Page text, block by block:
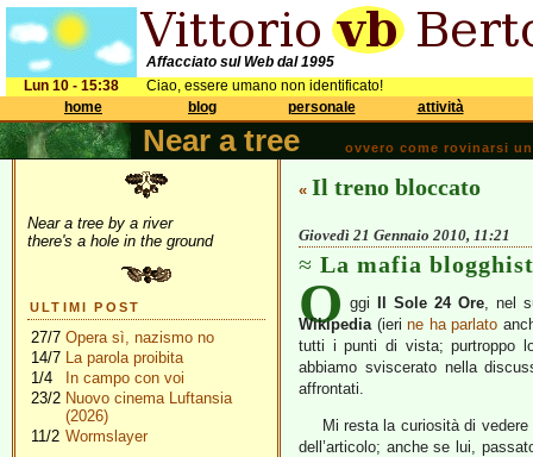
Affacciato sul Web dal 1995
Lun 10 - 15:38
Ciao, essere umano non identificato!
home
blog personale attività
Near a tree ovvero come rovinarsi
Near a tree by a river
there's a hole in the ground
ULTIMI POST
27/7 Opera sì, nazismo no
14/7 La parola proibita
1/4
In campo con voi
23/2 Nuovo cinema Luftansia
(2026)
11/2 Wormslayer
« Il treno bloccato
Giovedì 21 Gennaio 2010, 11:21
La mafia
O ggi Il Sole 24 Ore, nel
Wikipedia(ieri ne ha parlato
tutti i punti di vista; purtroppo
abbiamo sviscerato nella
affrontati.
Mi resta la curiosità di
dell’articolo; anche se lui,